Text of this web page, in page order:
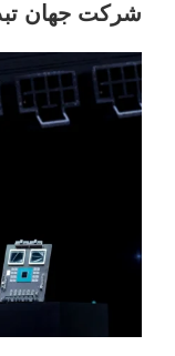
شرکت جهان